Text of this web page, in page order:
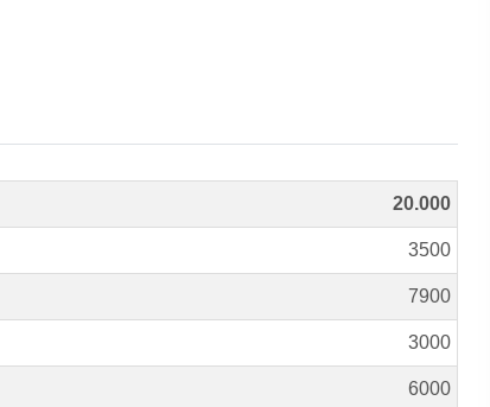
20.000
3500
7900
3000
6000